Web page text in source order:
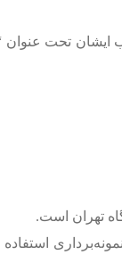
و نوآور در عرصه تکنولوژی‌‌‌‌‌‌‌‌‌های نوین
لوله کشی چرخشی و یک